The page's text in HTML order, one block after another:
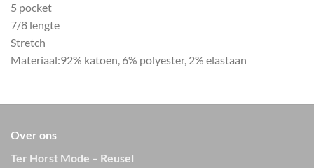
5 pocket
7/8 lengte
Stretch
Materiaal:92% katoen, 6% polyester, 2% elastaan
Over ons
Ter Horst Mode – Reusel